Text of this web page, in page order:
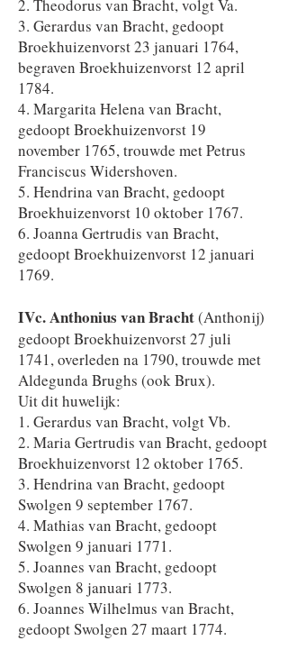
2. Theodorus van Bracht, volgt Va.
3. Gerardus van Bracht, gedoopt
Broekhuizenvorst 23 januari 1764,
begraven Broekhuizenvorst 12 april
1784.
4. Margarita Helena van Bracht,
gedoopt Broekhuizenvorst 19
november 1765, trouwde met Petrus
Franciscus Widershoven.
5. Hendrina van Bracht, gedoopt
Broekhuizenvorst 10 oktober 1767.
6. Joanna Gertrudis van Bracht,
gedoopt Broekhuizenvorst 12 januari
1769.
IVc. Anthonius van Bracht(Anthonij)
gedoopt Broekhuizenvorst 27 juli
1741, overleden na 1790, trouwde met
Aldegunda Brughs (ook Brux).
Uit dit huwelijk:
1. Gerardus van Bracht, volgt Vb.
2. Maria Gertrudis van Bracht, gedoopt
Broekhuizenvorst 12 oktober 1765.
3. Hendrina van Bracht, gedoopt
Swolgen 9 september 1767.
4. Mathias van Bracht, gedoopt
Swolgen 9 januari 1771.
5. Joannes van Bracht, gedoopt
Swolgen 8 januari 1773.
6. Joannes Wilhelmus van Bracht,
gedoopt Swolgen 27 maart 1774.